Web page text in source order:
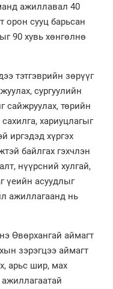
ажиллавал 40
орон сууц барьсан
90 хувь хөнгөлнө
тэтгэврийн зөрүүг
сургуулийн
сайжруулах, төрийн
хариуцлагыг
иргэдэд хүргэх
байлгах гэхчлэн
нүүрсний хулгай,
үеийн асуудлыг
ажиллагаанд нь
Өвөрхангай аймагт
зэрэгцээ аймагт
арьс шир, мах